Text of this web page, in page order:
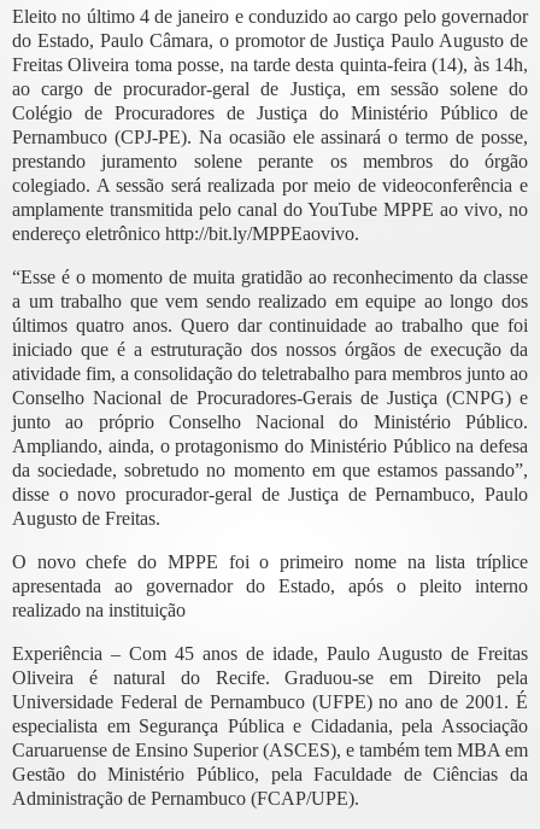
Eleito no último 4 de janeiro e conduzido ao cargo pelo governador
do Estado, Paulo Câmara, o promotor de Justiça Paulo Augusto de
Freitas Oliveira toma posse, na tarde desta quinta-feira (14), às 14h,
ao cargo de procurador-geral de Justiça, em sessão solene do
Colégio de Procuradores de Justiça do Ministério Público de
Pernambuco (CPJ-PE). Na ocasião ele assinará o termo de posse,
prestando juramento solene perante os membros do órgão
colegiado. A sessão será realizada por meio de videoconferência e
amplamente transmitida pelo canal do YouTube MPPE ao vivo, no
endereço eletrônico http://bit.ly/MPPEaovivo.
“Esse é o momento de muita gratidão ao reconhecimento da classe
a um trabalho que vem sendo realizado em equipe ao longo dos
últimos quatro anos. Quero dar continuidade ao trabalho que foi
iniciado que é a estruturação dos nossos órgãos de execução da
atividade fim, a consolidação do teletrabalho para membros junto ao
Conselho Nacional de Procuradores-Gerais de Justiça (CNPG) e
junto ao próprio Conselho Nacional do Ministério Público.
Ampliando, ainda, o protagonismo do Ministério Público na defesa
da sociedade, sobretudo no momento em que estamos passando”,
disse o novo procurador-geral de Justiça de Pernambuco, Paulo
Augusto de Freitas.
O novo chefe do MPPE foi o primeiro nome na lista tríplice
apresentada ao governador do Estado, após o pleito interno
realizado na instituição
Experiência – Com 45 anos de idade, Paulo Augusto de Freitas
Oliveira é natural do Recife. Graduou-se em Direito pela
Universidade Federal de Pernambuco (UFPE) no ano de 2001. É
especialista em Segurança Pública e Cidadania, pela Associação
Caruaruense de Ensino Superior (ASCES), e também tem MBA em
Gestão do Ministério Público, pela Faculdade de Ciências da
Administração de Pernambuco (FCAP/UPE).